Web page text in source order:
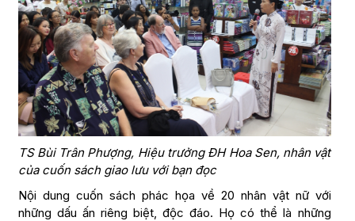
TS Bùi Trân Phượng, Hiệu trưởng ĐH Hoa Sen, nhân vật
của cuốn sách giao lưu với bạn đọc
Nội dung cuốn sách phác họa về 20 nhân vật nữ với
những dấu ấn riêng biệt, độc đáo. Họ có thể là những